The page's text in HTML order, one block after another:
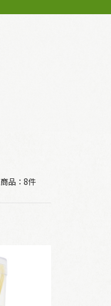
品：8件